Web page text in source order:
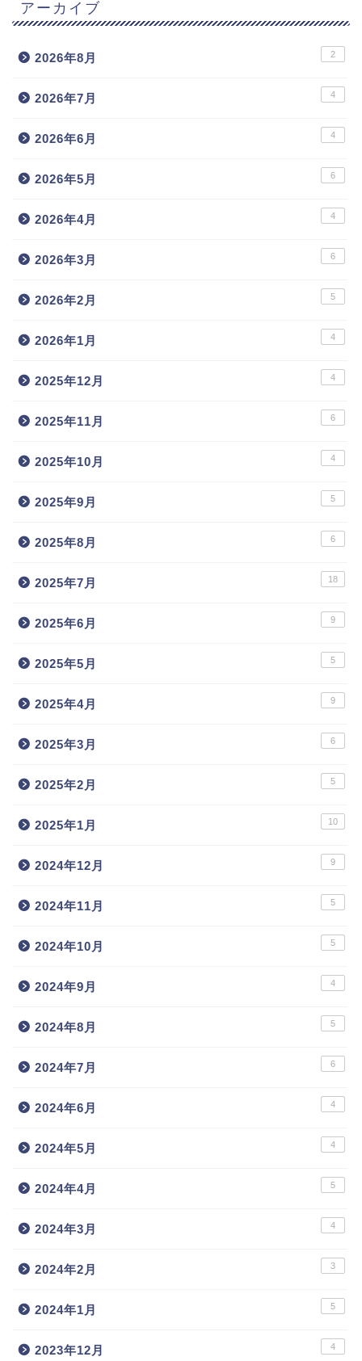
アーカイブ
2026年8月 2
2026年7月 4
2026年6月 4
2026年5月 6
2026年4月 4
2026年3月 6
2026年2月 5
2026年1月 4
2025年12月 4
2025年11月 6
2025年10月 4
2025年9月 5
2025年8月 6
2025年7月 18
2025年6月 9
2025年5月 5
2025年4月 9
2025年3月 6
2025年2月 5
2025年1月 10
2024年12月 9
2024年11月 5
2024年10月 5
2024年9月 4
2024年8月 5
2024年7月 6
2024年6月 4
2024年5月 4
2024年4月 5
2024年3月 4
2024年2月 3
2024年1月 5
2023年12月 4